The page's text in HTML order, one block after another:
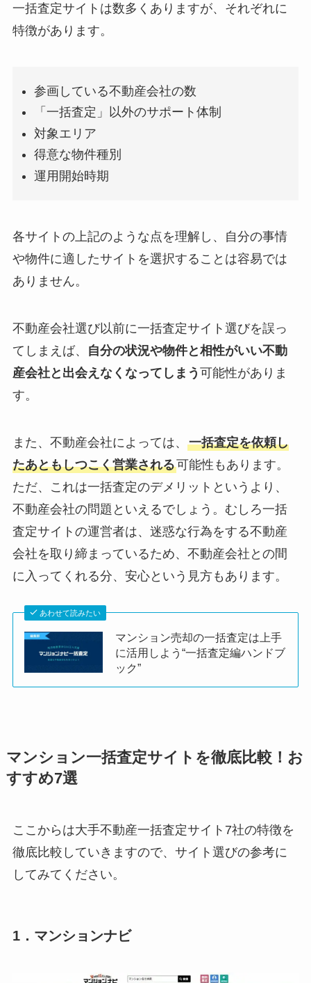
一括査定サイトは数多くありますが、それぞれに
特徴があります。
参画している不動産会社の数
「一括査定」以外のサポート体制
対象エリア
得意な物件種別
運用開始時期
各サイトの上記のような点を理解し、自分の事情
や物件に適したサイトを選択することは容易では
ありません。
不動産会社選び以前に一括査定サイト選びを誤っ
てしまえば、
自分の状況や物件と相性がいい不動
産会社と出会えなくなってしまう 可能性がありま
す。
また、不動産会社によっては、 一括査定を依頼し
たあともしつこく営業される可能性もあります。
ただ、これは一括査定のデメリットというより、
不動産会社の問題といえるでしょう。むしろ一括
査定サイトの運営者は、迷惑な行為をする不動産
会社を取り締まっているため、不動産会社との間
に入ってくれる分、安心という見方もあります。
あわせて読みたい
マンション売却の一括査定は上手
に活用しよう“一括査定編ハンドブ
ック”
マンション一括査定サイトを徹底比較！お
すすめ7選
ここからは大手不動産一括査定サイト7社の特徴を
徹底比較していきますので、サイト選びの参考に
してみてください。
1．マンションナビ